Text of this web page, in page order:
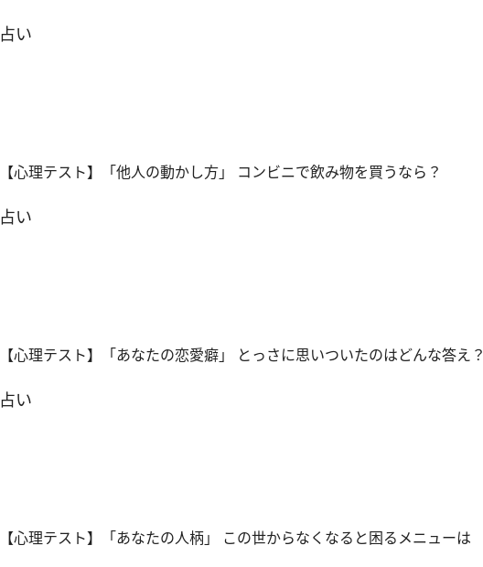
占い
【心理テスト】「他人の動かし方」 コンビニで飲み物を買うなら？
占い
【心理テスト】「あなたの恋愛癖」 とっさに思いついたのはどんな答え？
占い
【心理テスト】「あなたの人柄」 この世からなくなると困るメニューは